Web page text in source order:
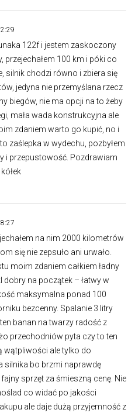
122f i jestem zaskoczony
przejechałem 100 km i póki co
silnik chodzi równo i zbiera się
jedyna nie przemyślana rzecz
biegów, nie ma opcji na to żeby
mała wada konstrukcyjna ale
zdaniem warto go kupić, no i
zaślepka w wydechu, pozbyłem
i przepustowość. Pozdrawiam
na nim 2000 kilometrów
się nie zepsuło ani urwało.
moim zdaniem całkiem ładny
dobry na początek – łatwy w
maksymalna ponad 100
bezcenny. Spalanie 3 litry
banan na twarzy radość z
przechodniów pyta czy to ten
wątpliwości ale tylko do
silnika bo brzmi naprawdę
sprzęt za śmieszną cenę. Nie
co widać po jakości
ale daje dużą przyjemność z